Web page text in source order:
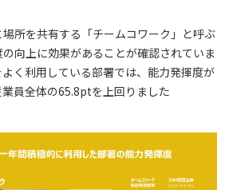
所を共有する「チームコワーク」と呼ぶ
向上に効果があることが確認されていま
く利用している部署では、能力発揮度が
員全体の65.8ptを上回りました